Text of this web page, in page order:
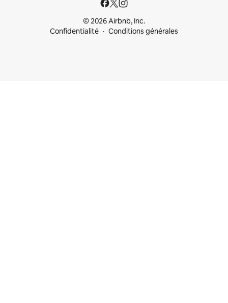
© 2026 Airbnb, Inc.
Confidentialité
Conditions générales